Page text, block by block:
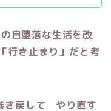
の自堕落な生活を改
行き止まり」だと考
き戻して やり直す